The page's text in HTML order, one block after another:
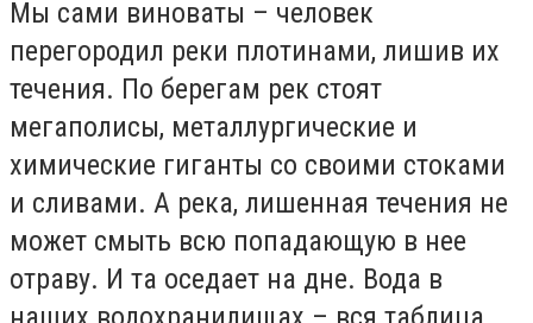
Мы сами виноваты – человек
перегородил реки плотинами, лишив их
течения. По берегам рек стоят
мегаполисы, металлургические и
химические гиганты со своими стоками
и сливами. А река, лишенная течения не
может смыть всю попадающую в нее
отраву. И та оседает на дне. Вода в